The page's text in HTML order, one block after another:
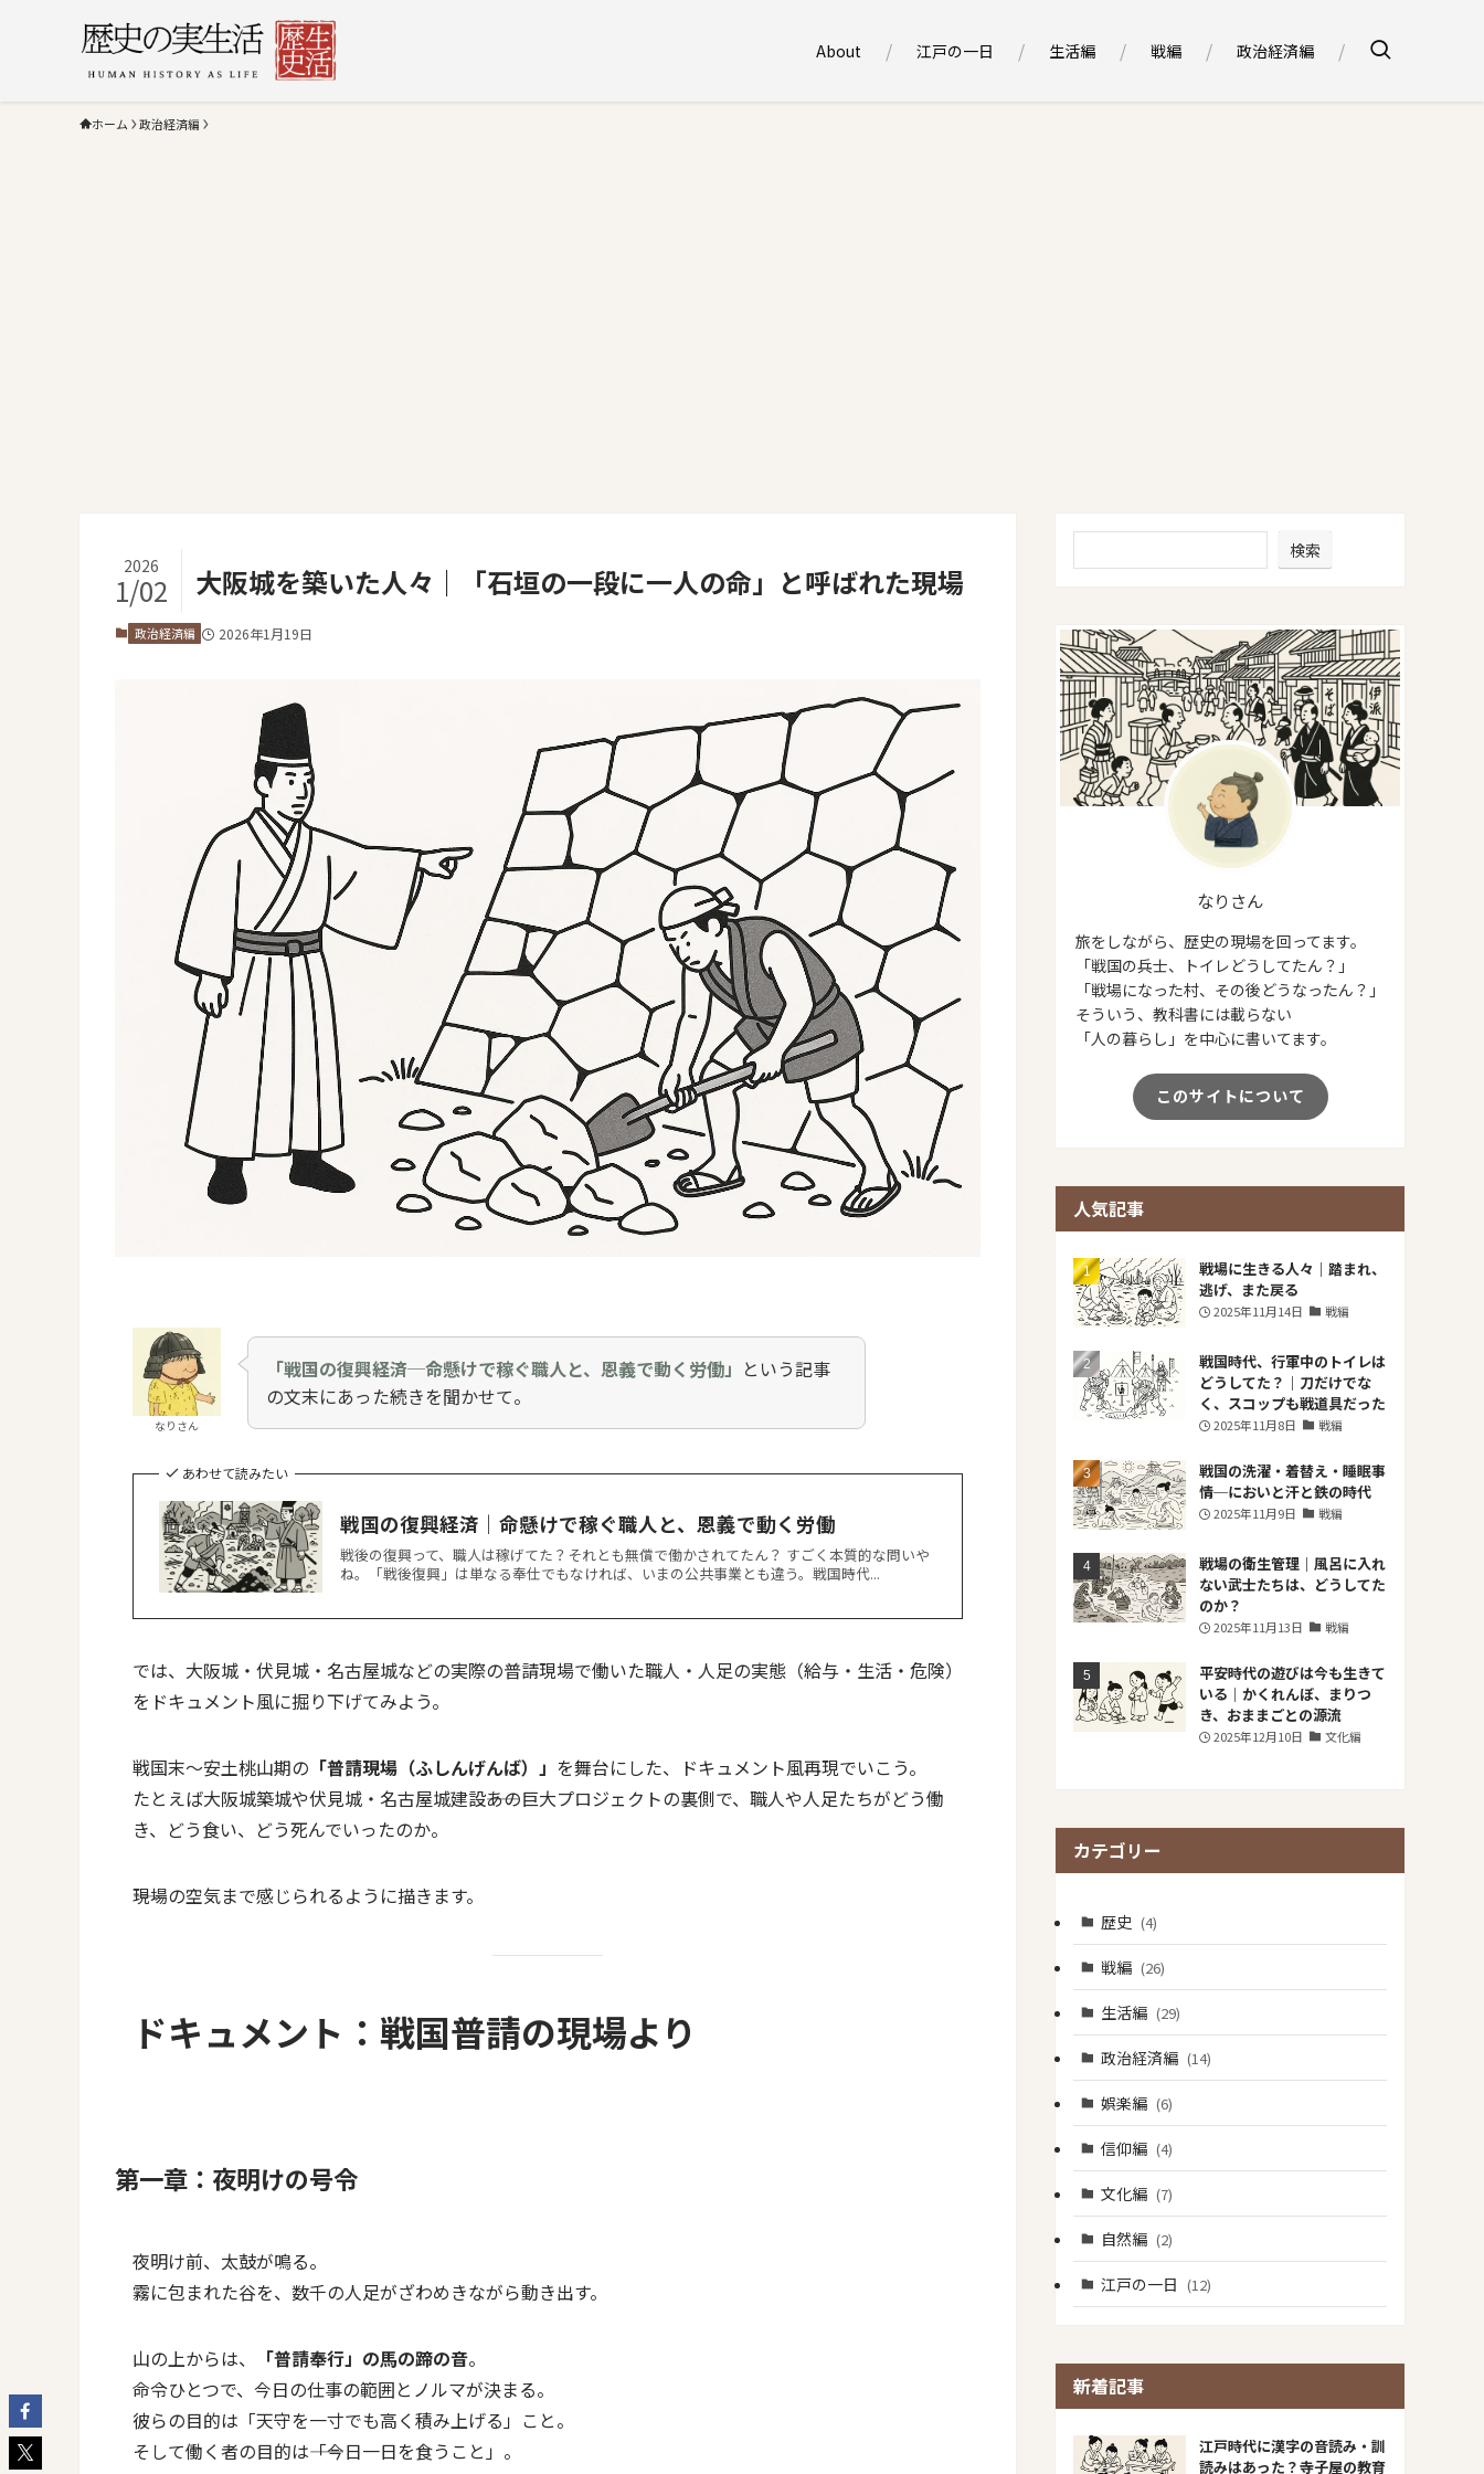
About 江戸の一日 生活編 戦編 政治経済編
ホーム 政治経済編
大阪城を築いた人々｜「石垣の一段に一人の命」と呼ばれた現場
2026
1/02
政治経済編 2026年1月19日
なりさん
「戦国の復興経済─命懸けで稼ぐ職人と、恩義で動く労働」 という記事
の文末にあった続きを聞かせて。
あわせて読みたい
戦国の復興経済｜命懸けで稼ぐ職人と、恩義で動く労働
戦後の復興って、職人は稼げてた？それとも無償で働かされてたん？ すごく本質的な問いや
ね。「戦後復興」は単なる奉仕でもなければ、いまの公共事業とも違う。戦国時代...
では、大阪城・伏見城・名古屋城などの実際の普請現場で働いた職人・人足の実態（給与・生活・危険）
をドキュメント風に掘り下げてみよう。
戦国末〜安土桃山期の 「普請現場（ふしんげんば）」 を舞台にした、ドキュメント風再現でいこう。
たとえば大阪城築城や伏見城・名古屋城建設――あの巨大プロジェクトの裏側で、職人や人足たちがどう働
き、どう食い、どう死んでいったのか。
――現場の空気まで感じられるように描きます。
ドキュメント：戦国普請の現場より
第一章：夜明けの号令
夜明け前、太鼓が鳴る。
霧に包まれた谷を、数千の人足がざわめきながら動き出す。
山の上からは、 「普請奉行」の馬の蹄の音。
命令ひとつで、今日の仕事の範囲とノルマが決まる。
彼らの目的は「天守を一寸でも高く積み上げる」こと。
そして働く者の目的は――「今日一日を食うこと」。
検索
なりさん
旅をしながら、歴史の現場を回ってます。
「戦国の兵士、トイレどうしてたん？」
「戦場になった村、その後どうなったん？」
そういう、教科書には載らない
「人の暮らし」を中心に書いてます。
このサイトについて
人気記事
戦場に生きる人々｜踏まれ、
逃げ、また戻る
2025年11月14日 戦編
戦国時代、行軍中のトイレは
どうしてた？｜刀だけでな
く、スコップも戦道具だった
2025年11月8日 戦編
戦国の洗濯・着替え・睡眠事
情─においと汗と鉄の時代
2025年11月9日 戦編
戦場の衛生管理｜風呂に入れ
ない武士たちは、どうしてた
のか？
2025年11月13日 戦編
平安時代の遊びは今も生きて
いる｜かくれんぼ、まりつ
き、おままごとの源流
2025年12月10日 文化編
カテゴリー
歴史 (4)
戦編 (26)
生活編 (29)
政治経済編 (14)
娯楽編 (6)
信仰編 (4)
文化編 (7)
自然編 (2)
江戸の一日 (12)
新着記事
​江戸時代に漢字の音読み・訓
読みはあった？寺子屋の教育